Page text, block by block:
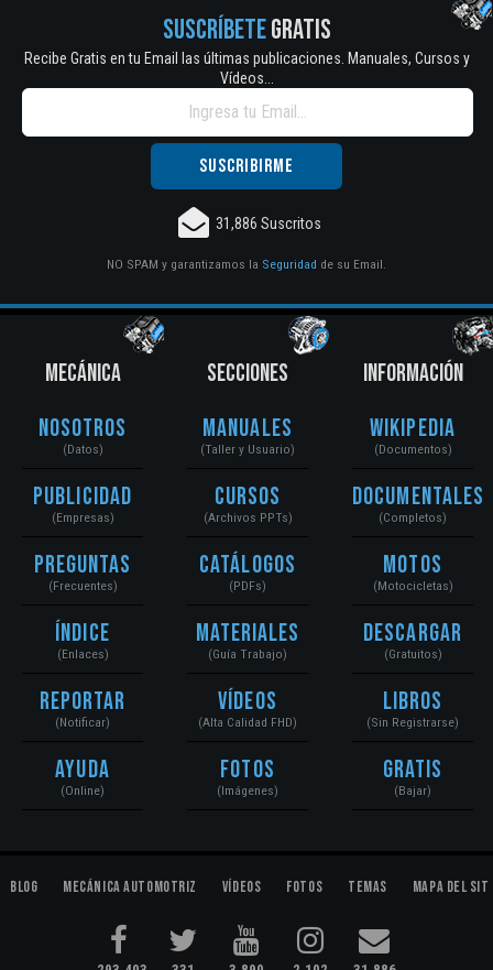
SUSCRÍBETEGRATIS
Recibe Gratis en tu Email las últimas publicaciones. Manuales, Cursos y
Vídeos...
31,886 Suscritos
NO SPAM y garantizamos la Seguridad de su Email.
MECÁNICA
Nosotros
(Datos)
Publicidad
(Empresas)
Preguntas
(Frecuentes)
Índice
(Enlaces)
Reportar
(Notificar)
Ayuda
(Online)
SECCIONES
Manuales
(Taller y Usuario)
Cursos
(Archivos PPTs)
Catálogos
(PDFs)
Materiales
(Guía Trabajo)
Vídeos
(Alta Calidad FHD)
Fotos
(Imágenes)
INFORMACIÓN
Wikipedia
(Documentos)
Documentales
(Completos)
Motos
(Motocicletas)
Descargar
(Gratuitos)
Libros
(Sin Registrarse)
Gratis
(Bajar)
Blog Mecánica Automotriz Vídeos Fotos Temas Mapa del